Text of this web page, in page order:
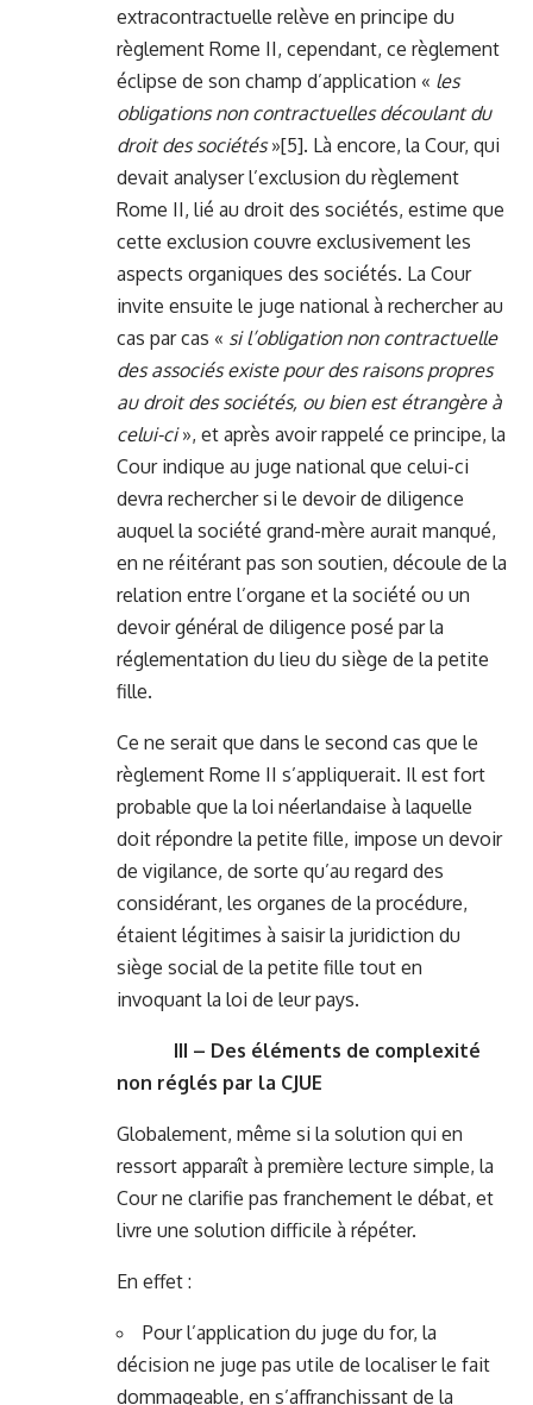
extracontractuelle relève en principe du
règlement Rome II, cependant, ce règlement
éclipse de son champ d’application « les
obligations non contractuelles découlant du
droit des sociétés»[5]. Là encore, la Cour, qui
devait analyser l’exclusion du règlement
Rome II, lié au droit des sociétés, estime que
cette exclusion couvre exclusivement les
aspects organiques des sociétés. La Cour
invite ensuite le juge national à rechercher au
cas par cas « si l’obligation non contractuelle
des associés existe pour des raisons propres
au droit des sociétés, ou bien est étrangère à
celui-ci», et après avoir rappelé ce principe, la
Cour indique au juge national que celui-ci
devra rechercher si le devoir de diligence
auquel la société grand-mère aurait manqué,
en ne réitérant pas son soutien, découle de la
relation entre l’organe et la société ou un
devoir général de diligence posé par la
réglementation du lieu du siège de la petite
fille.
Ce ne serait que dans le second cas que le
règlement Rome II s’appliquerait. Il est fort
probable que la loi néerlandaise à laquelle
doit répondre la petite fille, impose un devoir
de vigilance, de sorte qu’au regard des
considérant, les organes de la procédure,
étaient légitimes à saisir la juridiction du
siège social de la petite fille tout en
invoquant la loi de leur pays.
III – Des éléments de complexité
non réglés par la CJUE
Globalement, même si la solution qui en
ressort apparaît à première lecture simple, la
Cour ne clarifie pas franchement le débat, et
livre une solution difficile à répéter.
En effet :
Pour l’application du juge du for, la
décision ne juge pas utile de localiser le fait
dommageable, en s’affranchissant de la